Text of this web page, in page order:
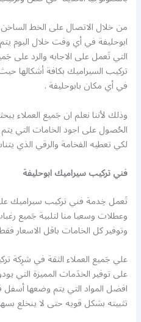
من خلال الاتصال على الخط
ابوحليفة في أي وقت خلال اليوم
التي تَعمل على الاجابه والرد على
تركيب السيراميك بكافة أشكالها
في أي مكان بابوحليفة .
وذلك لأننا نعلم ان جَميع العملاء
الحُصول على اجود الخامات التي
لكي تعطيه الفخامة والرقي الذي
فني تركيب سيراميك ابوحليفة
وعطلات وسعيا منا لتلبية جَميع
وتوفير كل الخامات باقل الاسعار
علي جَميع العملاء الثقة في شرِكة
على توفير الخدَمات المميزة التي
افضل المواد التي يتم وضعها
تثبيته بشكل قويه حتى لا ينخلع